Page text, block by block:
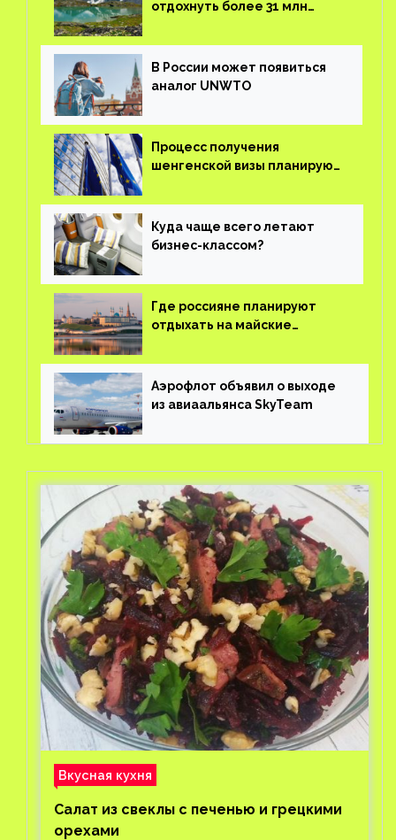
отдохнуть более 31 млн
В России может появиться
аналог UNWTO
Процесс получения
шенгенской визы планируют
Куда чаще всего летают
бизнес-классом?
Где россияне планируют
отдыхать на майские
Аэрофлот объявил о выходе
из авиаальянса SkyTeam
Вкусная кухня
Салат из свеклы с печенью и грецкими
орехами